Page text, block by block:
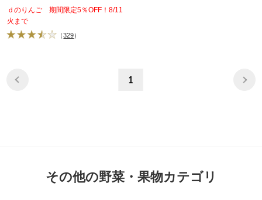
ｄのりんご 期間限定5％OFF！8/11
火まで
（329）
1
その他の野菜・果物カテゴリ